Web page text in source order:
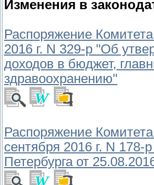
Изменения в
Распоряжение
2016 г. N 329-р "Об
доходов в бюджет,
здравоохранению"
Распоряжение
сентября 2016 г. N
Петербурга от